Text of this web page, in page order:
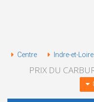
Centre Indre-et-Loire
PRIX DU